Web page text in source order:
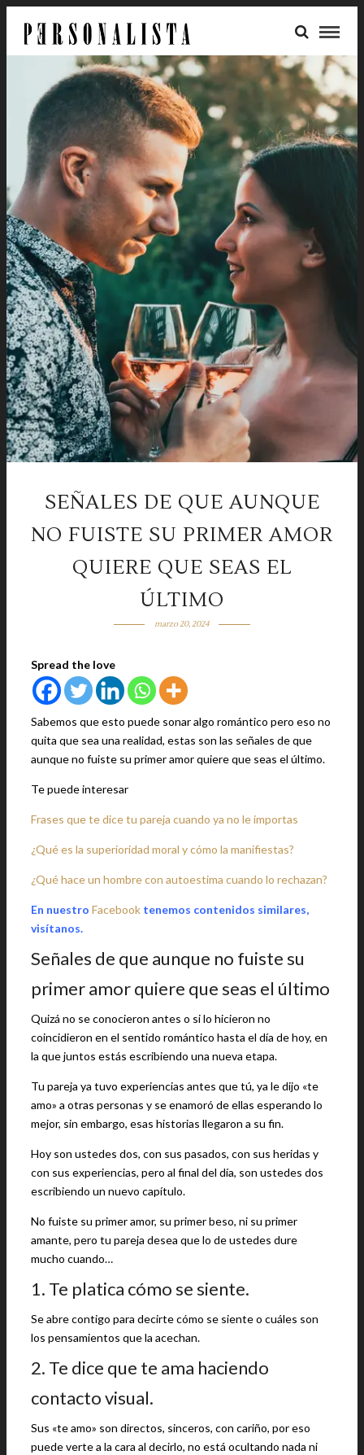
SEÑALES DE QUE AUNQUE
NO FUISTE SU PRIMER AMOR
QUIERE QUE SEAS EL
ÚLTIMO
marzo 20, 2024
Spread the love
Sabemos que esto puede sonar algo romántico pero eso no
quita que sea una realidad, estas son las señales de que
aunque no fuiste su primer amor quiere que seas el último.
Te puede interesar
Frases que te dice tu pareja cuando ya no le importas
¿Qué es la superioridad moral y cómo la manifiestas?
¿Qué hace un hombre con autoestima cuando lo rechazan?
En nuestro Facebook tenemos contenidos similares,
visítanos.
Señales de que aunque no fuiste su
primer amor quiere que seas el último
Quizá no se conocieron antes o si lo hicieron no
coincidieron en el sentido romántico hasta el día de hoy, en
la que juntos estás escribiendo una nueva etapa.
Tu pareja ya tuvo experiencias antes que tú, ya le dijo «te
amo» a otras personas y se enamoró de ellas esperando lo
mejor, sin embargo, esas historias llegaron a su fin.
Hoy son ustedes dos, con sus pasados, con sus heridas y
con sus experiencias, pero al final del día, son ustedes dos
escribiendo un nuevo capítulo.
No fuiste su primer amor, su primer beso, ni su primer
amante, pero tu pareja desea que lo de ustedes dure
mucho cuando…
1. Te platica cómo se siente.
Se abre contigo para decirte cómo se siente o cuáles son
los pensamientos que la acechan.
2. Te dice que te ama haciendo
contacto visual.
Sus «te amo» son directos, sinceros, con cariño, por eso
puede verte a la cara al decirlo, no está ocultando nada ni